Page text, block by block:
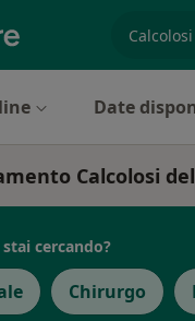
Date
Calcolosi
cercando?
Chirurgo